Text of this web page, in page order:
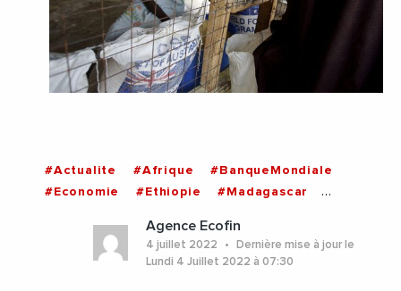
#Actualite #Afrique
#BanqueMondiale
#Economie
#Ethiopie
#Madagascar
Agence Ecofin
4 juillet 2022
Dernière mise à jour le
Lundi 4 Juillet 2022 à 07:30